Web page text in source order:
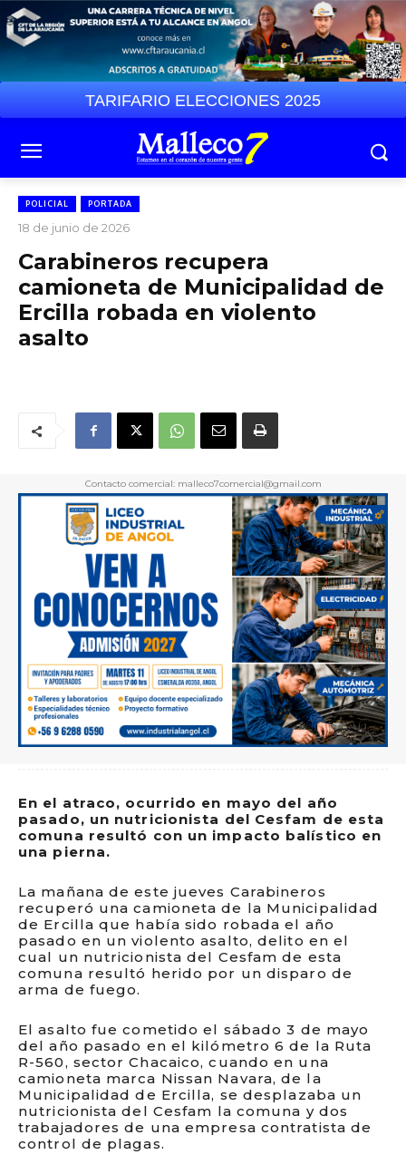
TARIFARIO ELECCIONES 2025
POLICIAL PORTADA
18 de junio de 2026
Carabineros recupera
camioneta de Municipalidad de
Ercilla robada en violento
asalto
Contacto comercial: malleco7comercial@gmail.com
En el atraco, ocurrido en mayo del año
pasado, un nutricionista del Cesfam de esta
comuna resultó con un impacto balístico en
una pierna.
La mañana de este jueves Carabineros
recuperó una camioneta de la Municipalidad
de Ercilla que había sido robada el año
pasado en un violento asalto, delito en el
cual un nutricionista del Cesfam de esta
comuna resultó herido por un disparo de
arma de fuego.
El asalto fue cometido el sábado 3 de mayo
del año pasado en el kilómetro 6 de la Ruta
R-560, sector Chacaico, cuando en una
camioneta marca Nissan Navara, de la
Municipalidad de Ercilla, se desplazaba un
nutricionista del Cesfam la comuna y dos
trabajadores de una empresa contratista de
control de plagas.